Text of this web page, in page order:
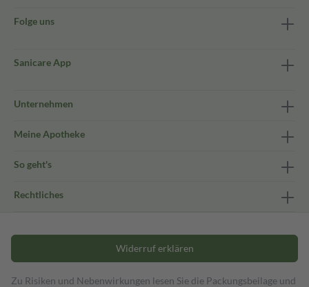
Folge uns
Sanicare App
Unternehmen
Meine Apotheke
So geht's
Rechtliches
Widerruf erklären
Zu Risiken und Nebenwirkungen lesen Sie die Packungsbeilage und